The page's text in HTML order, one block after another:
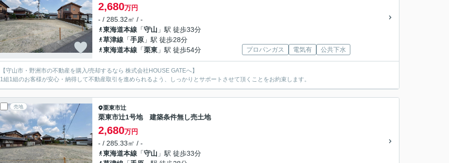
2,680万円
- / 285.32㎡ / -
東海道本線 「守山 」駅 徒歩33分
草津線 「手原 」駅 徒歩28分
東海道本線 「栗東 」駅 徒歩54分 プロパンガス 電気有 公共下水
【守山市・野洲市の不動産を購入/売却するなら 株式会社HOUSE GATEへ】
1組1組のお客様が安心・納得して不動産取引を進められるよう、しっかりとサポートさせて頂くことをお約束します。
売地 栗東市辻
栗東市辻1号地 建築条件無し売土地
2,680万円
- / 285.33㎡ / -
東海道本線 「守山 」駅 徒歩33分